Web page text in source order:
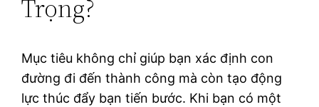
Trọng?
Mục tiêu không chỉ giúp bạn xác định con
đường đi đến thành công mà còn tạo động
lực thúc đẩy bạn tiến bước. Khi bạn có một